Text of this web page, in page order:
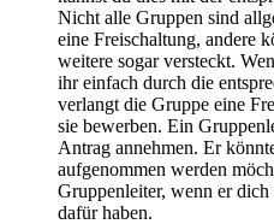
Nicht alle Gruppen sind
eine Freischaltung, andere
weitere sogar versteckt.
ihr einfach durch die
verlangt die Gruppe eine
sie bewerben. Ein
Antrag annehmen. Er
aufgenommen werden
Gruppenleiter, wenn er
dafür haben.